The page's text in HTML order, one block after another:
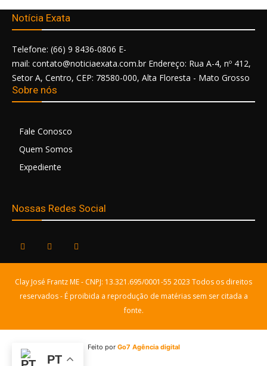
Notícia Exata
Telefone: (66) 9 8436-0806 E-
mail: contato@noticiaexata.com.br Endereço: Rua A-4, nº 412,
Setor A, Centro, CEP: 78580-000, Alta Floresta - Mato Grosso
Sobre nós
Fale Conosco
Quem Somos
Expediente
Nossas Redes Social
Clay José Frantz ME - CNPJ: 13.321.695/0001-55 2023 Todos os direitos
reservados - É proibida a reprodução de matérias sem ser citada a
fonte.
Feito porGo7 Agência digital
PT